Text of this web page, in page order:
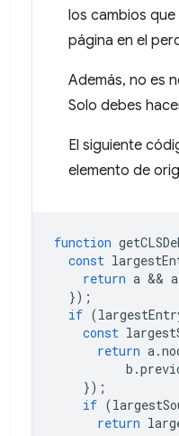
los cambios
página en el
Además, no es
Solo debes
El siguiente
elemento de
function
const
return a && a
});
if (
const
return a .
b .
});
if (
return